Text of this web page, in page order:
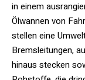
in einem
Ölwannen von
stellen eine
Bremsleitungen,
hinaus stecken